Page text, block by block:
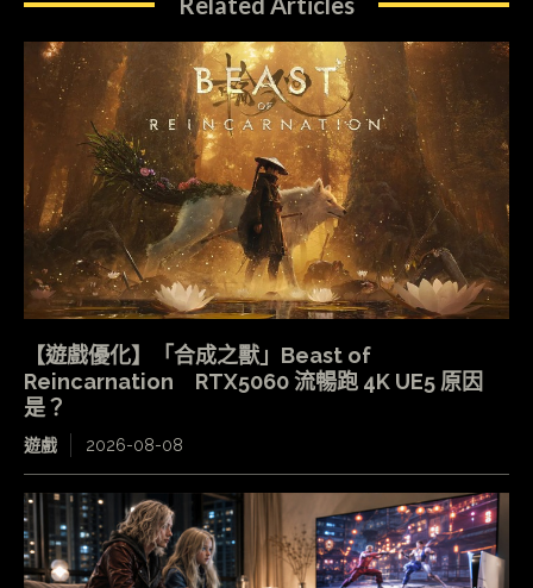
【遊戲優化】「合成之獸」Beast of
Reincarnation RTX5060 流暢跑 4K UE5 原因
是？
遊戲 2026-08-08